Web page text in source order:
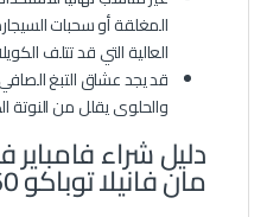
المغلقة أو سحبات
العالية التي قد تتلف
قد يجد عشاق التبغ
والحلوى يقلل من النوتة
دليل شراء
مان فانيلا توباكو 60 مل